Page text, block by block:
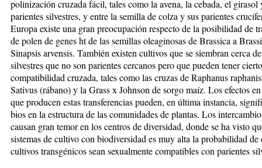
polinización cruzada fá­cil, tales como la avena, la cebada, el gi­rasol
parientes silvestres, y en­tre la semilla de colza y sus parientes
Europa existe una gran preocupación respecto de la posibilidad de
de polen de genes ht de las semillas oleaginosas de Bras­sica a
Sinapsis ar­vensis. También existen cultivos que se siembran cerca
silvestres que no son parientes cercanos pe­ro que pueden tener
com­pa­ti­bi­li­dad cruzada, tales como las cruzas de Raphanus
Sativus (rábano) y la Grass x John­son de sorgo maíz. Los efectos en
que producen estas transferencias pue­den, en última instancia,
bios en la estructura de las co­mu­nidades de plantas. Los
causan gran temor en los cen­tros de diversidad, donde se ha vis­to
sistemas de cultivo con bio­diversidad es muy alta la probabilidad de
cultivos transgénicos sean sexualmente compatibles con pa­rientes